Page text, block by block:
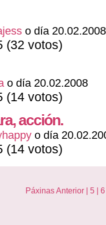
o día 20.02.2008
(32 votos)
o día 20.02.2008
(14 votos)
acción.
o día
(14 votos)
PáxinasAnterior 5 6